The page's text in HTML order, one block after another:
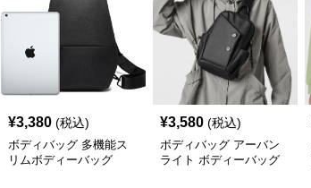
¥3,380 (税込)
ボディバッグ 多機能ス
リムボディーバッグ
¥3,580 (税込)
ボディバッグ アーバン
ライト ボディーバッグ